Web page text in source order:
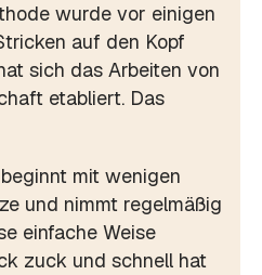
wurde vor einigen
auf den Kopf
sich das Arbeiten von
etabliert. Das
mit wenigen
und nimmt regelmäßig
einfache Weise
zuck und schnell hat